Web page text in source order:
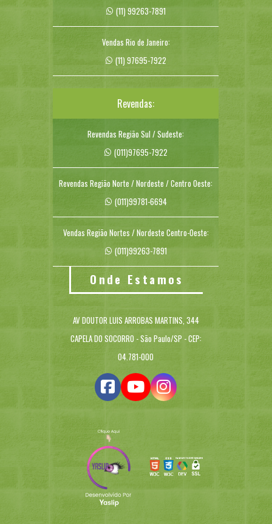
(11) 99263-7891
Vendas Rio de Janeiro:
(11) 97695-7922
Revendas:
Revendas Região Sul / Sudeste:
(011)97695-7922
Revendas Região Norte / Nordeste / Centro Oeste:
(011)99781-6694
Vendas Região Nortes / Nordeste Centro-Oeste:
(011)99263-7891
Onde Estamos
AV DOUTOR LUIS ARROBAS MARTINS, 344
CAPELA DO SOCORRO - São Paulo/SP - CEP:
04.781-000